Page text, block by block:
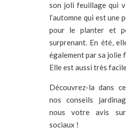
son joli feuillage qui
l’automne qui est une
pour le planter et
surprenant. En été,
également par sa jolie
Elle est aussi très
Découvrez-la dans
nos conseils
nous votre avis
sociaux !